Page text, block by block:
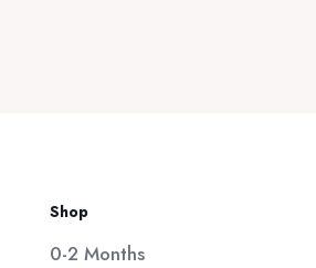
Shop
0-2 Months